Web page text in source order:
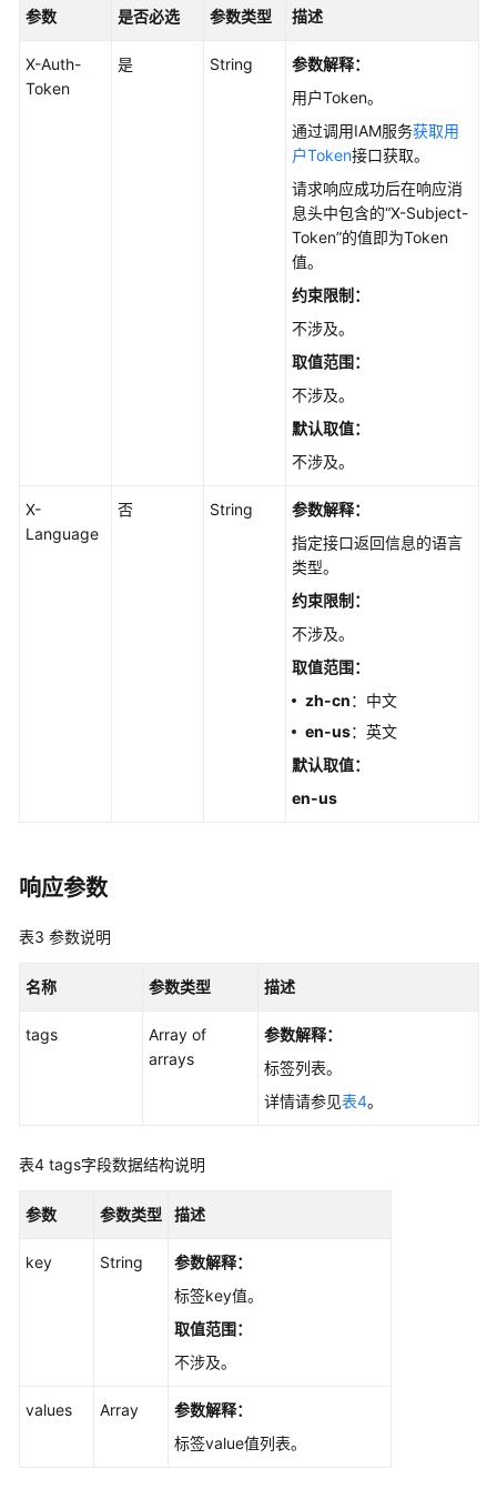
书
API
参
理
实
参数 是否必选 参数类型 描述
X-Auth-
Token
是 String
参数解释：
用户Token。
通过调用IAM服务获取用
户Token接口获取。
请求响应成功后在响应消
息头中包含的“X-Subject-
Token”的值即为Token
值。
约束限制：
不涉及。
取值范围：
不涉及。
默认取值：
不涉及。
X-
Language
否 String
参数解释：
指定接口返回信息的语言
类型。
约束限制：
不涉及。
取值范围：
zh-cn：中文
en-us：英文
默认取值：
en-us
响应参数
表3 参数说明
名称 参数类型 描述
tags
Array of
arrays
参数解释：
标签列表。
详情请参见表4。
表4 tags字段数据结构说明
参数 参数类型 描述
key String
参数解释：
标签key值。
取值范围：
不涉及。
values Array
参数解释：
标签value值列表。